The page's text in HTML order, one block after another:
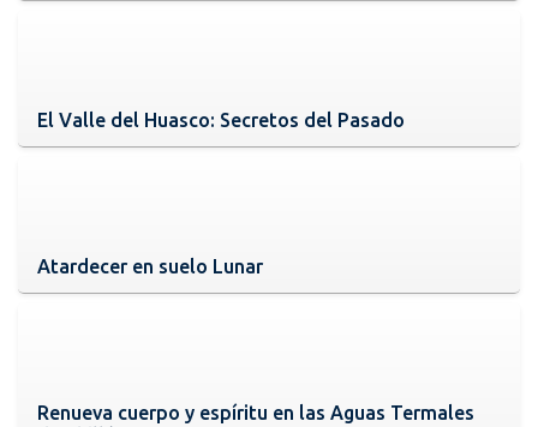
El Valle del Huasco: Secretos del Pasado
Atardecer en suelo Lunar
Renueva cuerpo y espíritu en las Aguas Termales